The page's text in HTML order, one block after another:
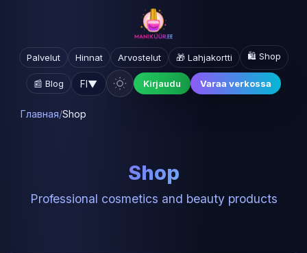
Palvelut Hinnat Arvostelut 🎁 Lahjakortti 🛍️ Shop
📰 Blog FI▼ Kirjaudu Varaa verkossa
Главная/Shop
Shop
Professional cosmetics and beauty products